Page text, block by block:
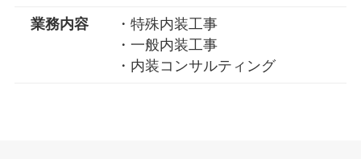
業務内容
・特殊内装工事
・一般内装工事
・内装コンサルティング